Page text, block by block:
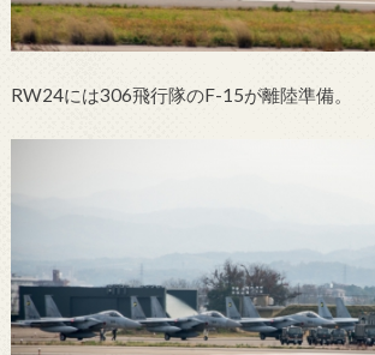
RW24には306飛行隊のF-15が離陸準備。